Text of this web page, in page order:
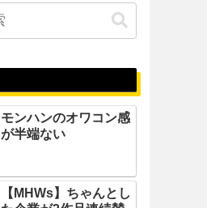
モンハンのオワコン感
が半端ない
【MHWs】ちゃんとし